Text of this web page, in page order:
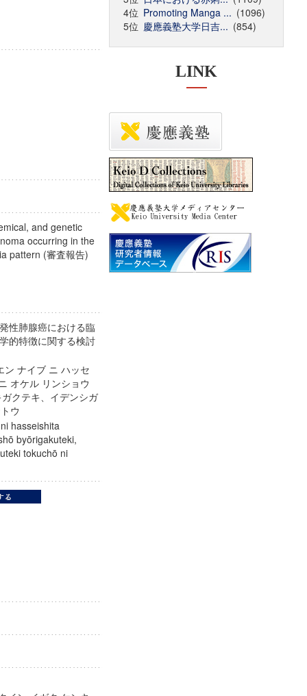
and genetic
occurring in the
pattern (審査報告)
性肺腺癌における臨
的特徴に関する検討
ン ナイブ ニ ハッセ
オケル リンショウ
クテキ、イデンシガ
トウ
hasseishita
byōrigakuteki,
tokuchō ni
4位 Promoting Manga ... (1096)
5位 慶應義塾大学日吉... (854)
LINK